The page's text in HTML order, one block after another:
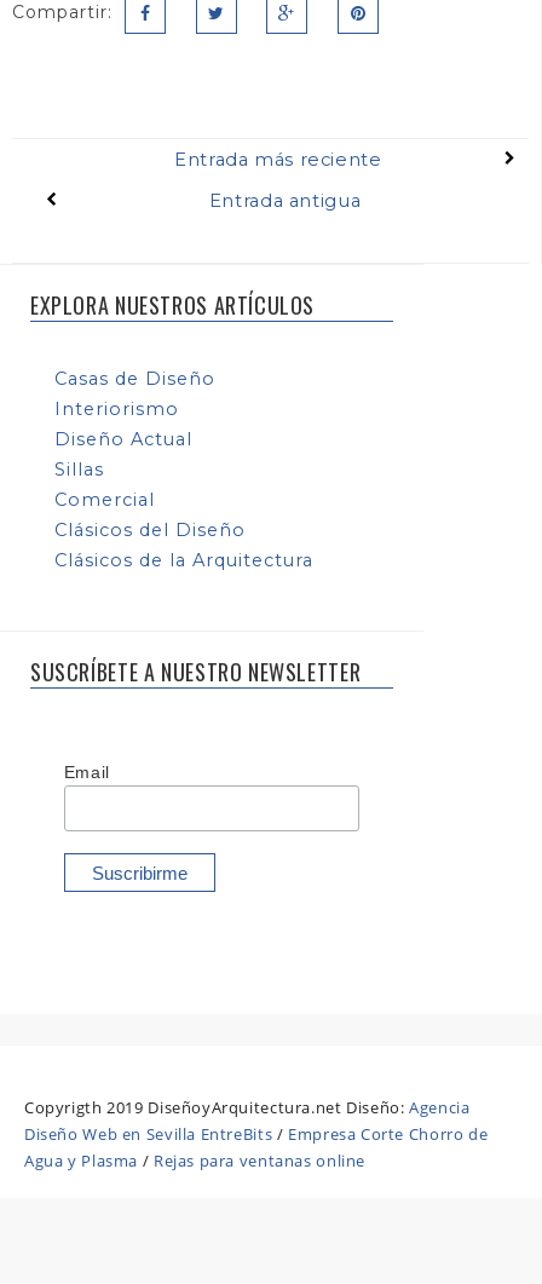
Compartir:
Entrada más reciente
Entrada antigua
EXPLORA NUESTROS ARTÍCULOS
Casas de Diseño
Interiorismo
Diseño Actual
Sillas
Comercial
Clásicos del Diseño
Clásicos de la Arquitectura
SUSCRÍBETE A NUESTRO NEWSLETTER
Email
Copyrigth 2019 DiseñoyArquitectura.net Diseño:Agencia
Diseño Web en Sevilla EntreBits / Empresa Corte Chorro de
Agua y Plasma / Rejas para ventanas online